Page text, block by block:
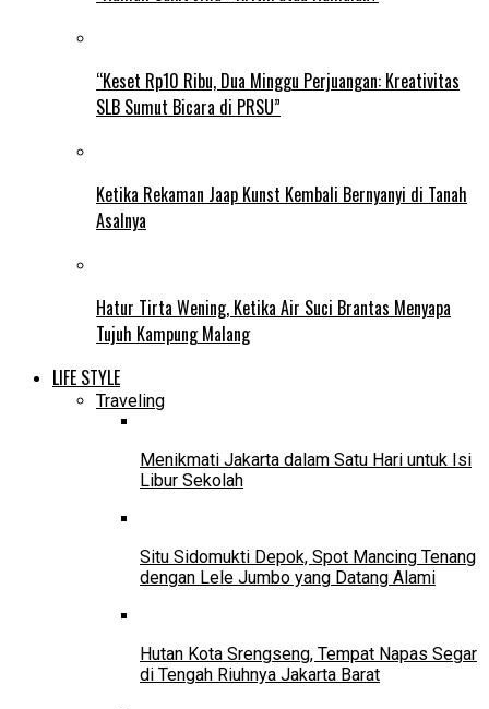
“Keset Rp10 Ribu, Dua Minggu Perjuangan: Kreativitas
SLB Sumut Bicara di PRSU”
Ketika Rekaman Jaap Kunst Kembali Bernyanyi di Tanah
Asalnya
Hatur Tirta Wening, Ketika Air Suci Brantas Menyapa
Tujuh Kampung Malang
LIFE STYLE
Traveling
Menikmati Jakarta dalam Satu Hari untuk Isi
Libur Sekolah
Situ Sidomukti Depok, Spot Mancing Tenang
dengan Lele Jumbo yang Datang Alami
Hutan Kota Srengseng, Tempat Napas Segar
di Tengah Riuhnya Jakarta Barat